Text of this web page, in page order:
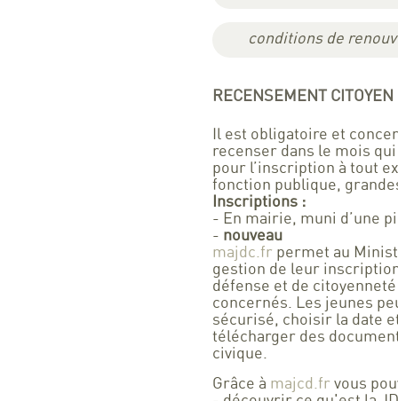
conditions de
RECENSEMENT
Il est obligatoire et
recenser dans le mois
pour l’inscription à tout
fonction publique,
Inscriptions :
- En mairie, muni d’une
- nouveau
majdc.fr permet au
gestion de leur
défense et de
concernés. Les jeunes
sécurisé, choisir la date
télécharger des
civique.
Grâce à majcd.fr vous